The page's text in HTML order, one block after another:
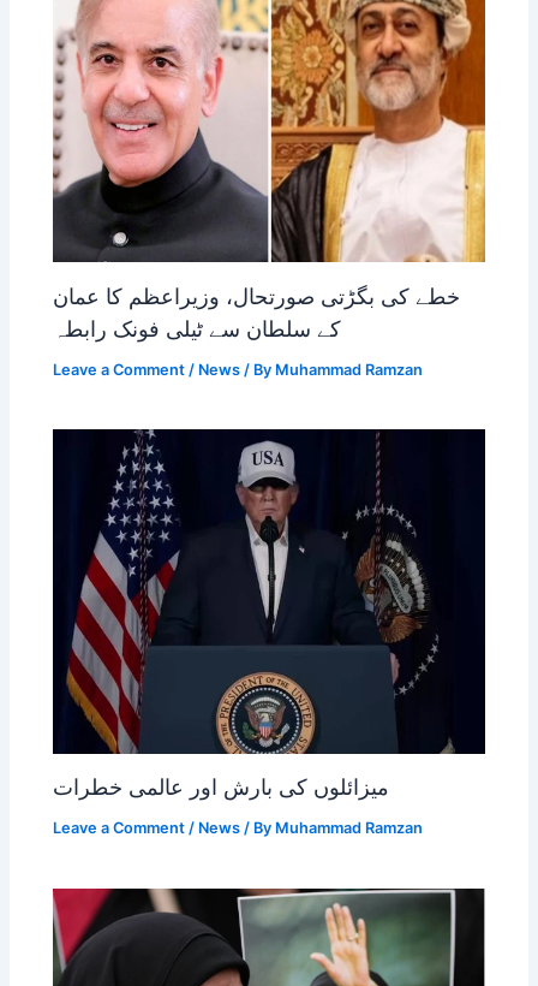
خطے کی بگڑتی صورتحال، وزیراعظم کا عمان
کے سلطان سے ٹیلی فونک رابطہ
Leave a Comment / News / By Muhammad Ramzan
میزائلوں کی بارش اور عالمی خطرات
Leave a Comment / News / By Muhammad Ramzan